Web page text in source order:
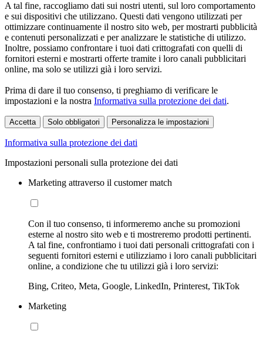
A tal fine, raccogliamo dati sui nostri utenti, sul loro comportamento
e sui dispositivi che utilizzano. Questi dati vengono utilizzati per
ottimizzare continuamente il nostro sito web, per mostrarti pubblicità
e contenuti personalizzati e per analizzare le statistiche di utilizzo.
Inoltre, possiamo confrontare i tuoi dati crittografati con quelli di
fornitori esterni e mostrarti offerte tramite i loro canali pubblicitari
online, ma solo se utilizzi già i loro servizi.
Prima di dare il tuo consenso, ti preghiamo di verificare le
impostazioni e la nostra Informativa sulla protezione dei dati.
Accetta Solo obbligatori Personalizza le impostazioni
Informativa sulla protezione dei dati
Impostazioni personali sulla protezione dei dati
Marketing attraverso il customer match
Con il tuo consenso, ti informeremo anche su promozioni
esterne al nostro sito web e ti mostreremo prodotti pertinenti.
A tal fine, confrontiamo i tuoi dati personali crittografati con i
seguenti fornitori esterni e utilizziamo i loro canali pubblicitari
online, a condizione che tu utilizzi già i loro servizi:
Bing, Criteo, Meta, Google, LinkedIn, Printerest, TikTok
Marketing